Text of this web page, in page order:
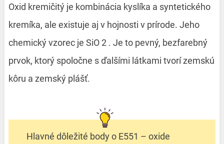
Oxid kremičitý je kombinácia kyslíka a syntetického
kremíka, ale existuje aj v hojnosti v prírode. Jeho
chemický vzorec je SiO2 . Je to pevný, bezfarebný
prvok, ktorý spoločne s ďalšími látkami tvorí zemskú
kôru a zemský plášť.
Hlavné dôležité body o E551 – oxide